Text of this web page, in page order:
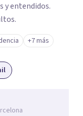
y entendidos.
+7 más